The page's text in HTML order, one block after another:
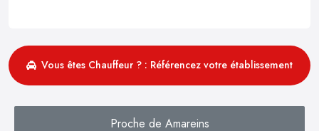
Vous êtes Chauffeur ? : Référencez votre établissement
Proche de Amareins